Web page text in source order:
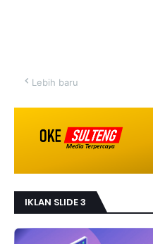
Lebih baru
IKLAN SLIDE 3